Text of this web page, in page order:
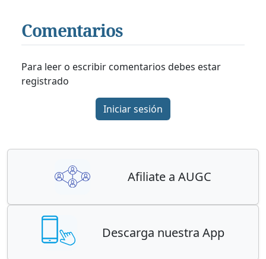
Comentarios
Para leer o escribir comentarios debes estar
registrado
Iniciar sesión
Afiliate a AUGC
Descarga nuestra App